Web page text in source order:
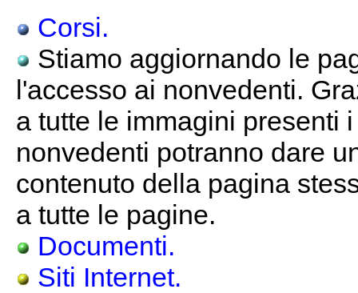
Corsi.
Stiamo aggiornando le
l'accesso ai nonvedenti.
a tutte le immagini presenti
nonvedenti potranno dare
contenuto della pagina
a tutte le pagine.
Documenti.
Siti Internet.